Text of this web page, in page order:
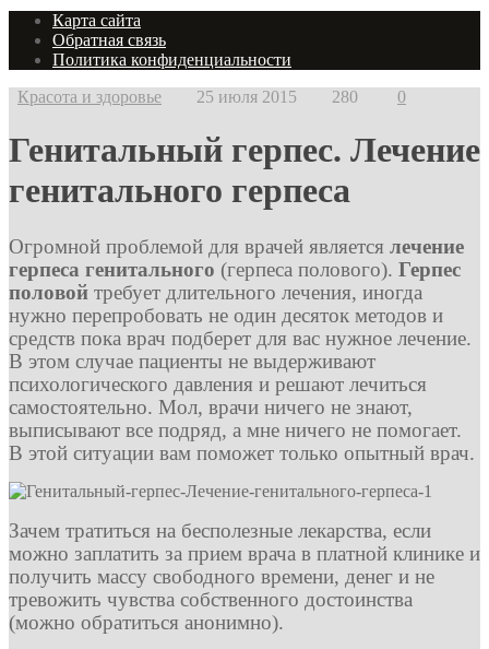
Карта сайта
Обратная связь
Политика конфиденциальности
Красота и здоровье
25 июля 2015 280 0
Генитальный герпес. Лечение
генитального герпеса
Огромной проблемой для врачей является лечение
герпеса генитального (герпеса полового). Герпес
половой требует длительного лечения, иногда
нужно перепробовать не один десяток методов и
средств пока врач подберет для вас нужное лечение.
В этом случае пациенты не выдерживают
психологического давления и решают лечиться
самостоятельно. Мол, врачи ничего не знают,
выписывают все подряд, а мне ничего не помогает.
В этой ситуации вам поможет только опытный врач.
Зачем тратиться на бесполезные лекарства, если
можно заплатить за прием врача в платной клинике и
получить массу свободного времени, денег и не
тревожить чувства собственного достоинства
(можно обратиться анонимно).